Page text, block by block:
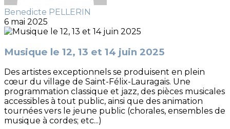
Benedicte PELLERIN
6 mai 2025
Musique le 12, 13 et 14 juin 2025
Des artistes exceptionnels se produisent en plein
cœur du village de Saint-Félix-Lauragais. Une
programmation classique et jazz, des pièces musicales
accessibles à tout public, ainsi que des animation
tournées vers le jeune public (chorales, ensembles de
musique à cordes; etc...)